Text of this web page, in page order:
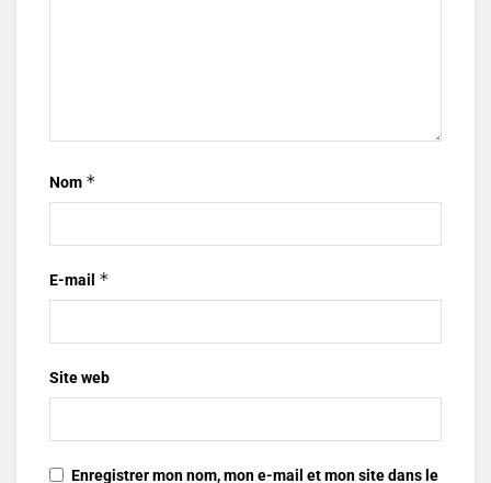
Nom *
E-mail *
Site web
Enregistrer mon nom, mon e-mail et mon site dans le